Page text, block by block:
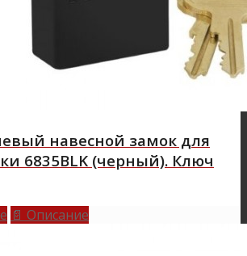
навесной замок для
6835BLK (черный). Ключ
📄 Описание